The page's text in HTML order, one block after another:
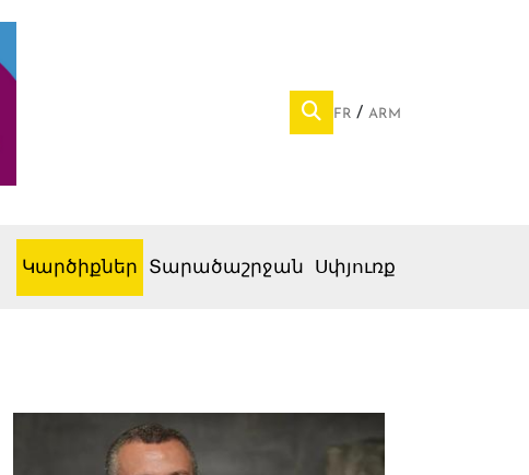
FR ARM
Կարծիքներ Տարածաշրջան Սփյուռք